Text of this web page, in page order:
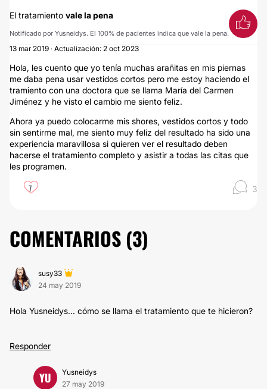
El tratamiento vale la pena
Notificado por Yusneidys. El 100% de pacientes indica que vale la pena.
13 mar 2019 · Actualización: 2 oct 2023
Hola, les cuento que yo tenía muchas arañitas en mis piernas
me daba pena usar vestidos cortos pero me estoy haciendo el
tramiento con una doctora que se llama María del Carmen
Jiménez y he visto el cambio me siento feliz.
Ahora ya puedo colocarme mis shores, vestidos cortos y todo
sin sentirme mal, me siento muy feliz del resultado ha sido una
experiencia maravillosa si quieren ver el resultado deben
hacerse el tratamiento completo y asistir a todas las citas que
les programen.
7 3
COMENTARIOS (3)
susy33
24 may 2019
Hola Yusneidys... cómo se llama el tratamiento que te hicieron?
Responder
YU
Yusneidys
27 may 2019